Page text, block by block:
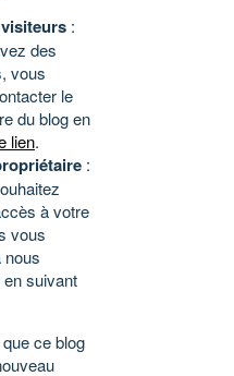
:
des
vous
le
du blog en
lien.
:
à votre
vous
nous
suivant
ce blog